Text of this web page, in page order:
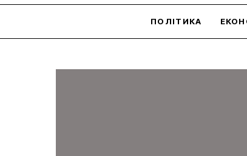
ПОЛІТИКА